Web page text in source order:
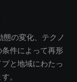
の変化、テクノ
件によって再形
と地域にわたっ
。